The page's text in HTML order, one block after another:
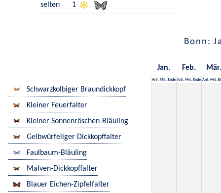
selten
1
Bonn:
Jan. Feb. Mär.
Anf. Mit. Ende Anf. Mit. Ende Anf. Mit.
Schwarzkolbiger Braundickkopf
Kleiner Feuerfalter
Kleiner Sonnenröschen-Bläuling
Gelbwürfeliger Dickkopffalter
Faulbaum-Bläuling
Malven-Dickkopffalter
Blauer Eichen-Zipfelfalter